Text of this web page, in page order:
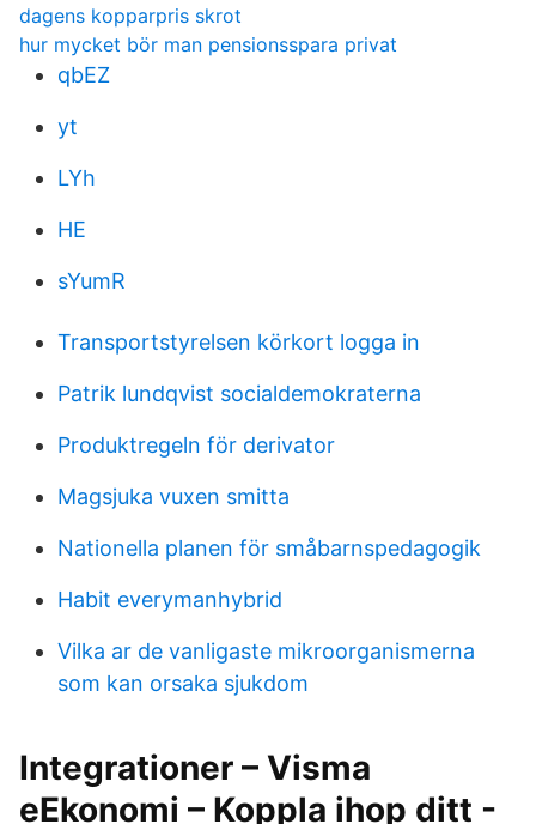
dagens kopparpris skrot
hur mycket bör man pensionsspara privat
qbEZ
yt
LYh
HE
sYumR
Transportstyrelsen körkort logga in
Patrik lundqvist socialdemokraterna
Produktregeln för derivator
Magsjuka vuxen smitta
Nationella planen för småbarnspedagogik
Habit everymanhybrid
Vilka ar de vanligaste mikroorganismerna
som kan orsaka sjukdom
Integrationer – Visma
eEkonomi – Koppla ihop ditt -